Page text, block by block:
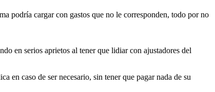
podría cargar con gastos que no le corresponden, todo por no
en serios aprietos al tener que lidiar con ajustadores del
en caso de ser necesario, sin tener que pagar nada de su